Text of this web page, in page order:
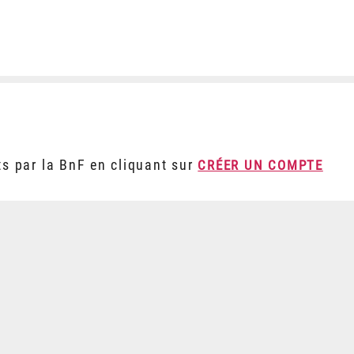
par la BnF en cliquant sur CRÉER UN COMPTE